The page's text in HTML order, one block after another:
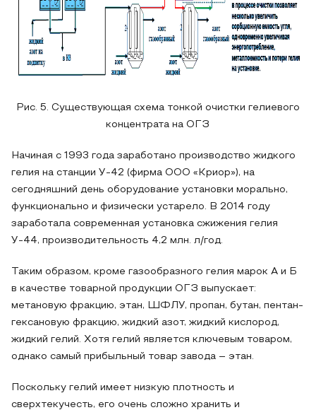
Рис. 5. Существующая схема тонкой очистки гелиевого
концентрата на ОГЗ
Начиная с 1993 года заработано производство жидкого
гелия на станции У-42 (фирма ООО «Криор»), на
сегодняшний день оборудование установки морально,
функционально и физически устарело. В 2014 году
заработала современная установка сжижения гелия
У-44, производительность 4,2 млн. л/год.
Таким образом, кроме газообразного гелия марок А и Б
в качестве товарной продукции ОГЗ выпускает:
метановую фракцию, этан, ШФЛУ, пропан, бутан, пентан-
гексановую фракцию, жидкий азот, жидкий кислород,
жидкий гелий. Хотя гелий является ключевым товаром,
однако самый прибыльный товар завода – этан.
Поскольку гелий имеет низкую плотность и
сверхтекучесть, его очень сложно хранить и